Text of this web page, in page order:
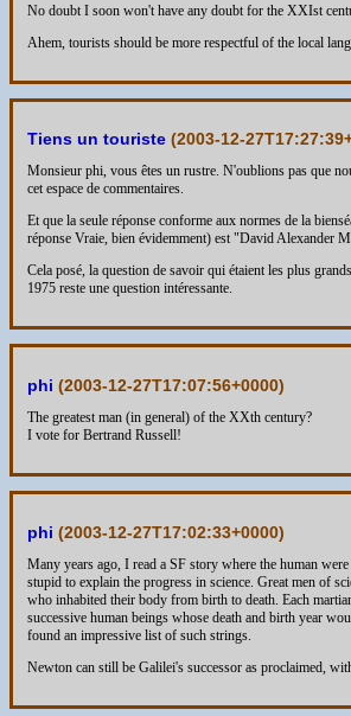
No doubt I soon won't have any doubt for the XXIst
Ahem, tourists should be more respectful of the local
Tiens un touriste (2003-12-
Monsieur phi, vous êtes un rustre. N'oublions pas que
cet espace de commentaires.
Et que la seule réponse conforme aux normes de la
réponse Vraie, bien évidemment) est "David Alexander
Cela posé, la question de savoir qui étaient les plus
1975 reste une question intéressante.
phi (2003-12-27T17:07:56+0000)
The greatest man (in general) of the XXth century?
I vote for Bertrand Russell!
phi (2003-12-27T17:02:33+0000)
Many years ago, I read a SF story where the human
stupid to explain the progress in science. Great men of
who inhabited their body from birth to death. Each
successive human beings whose death and birth year
found an impressive list of such strings.
Newton can still be Galilei's successor as proclaimed,